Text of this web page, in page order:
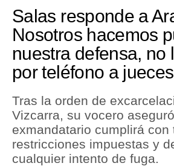
Economía
Mercados
Perú
Política
Tu Dinero
Finanzas Personales
Salas responde a
Nosotros hacemos
nuestra defensa, no
por teléfono a jueces
Tras la orden de
Vizcarra, su vocero
exmandatario cumplirá con
restricciones impuestas y
cualquier intento de fuga.